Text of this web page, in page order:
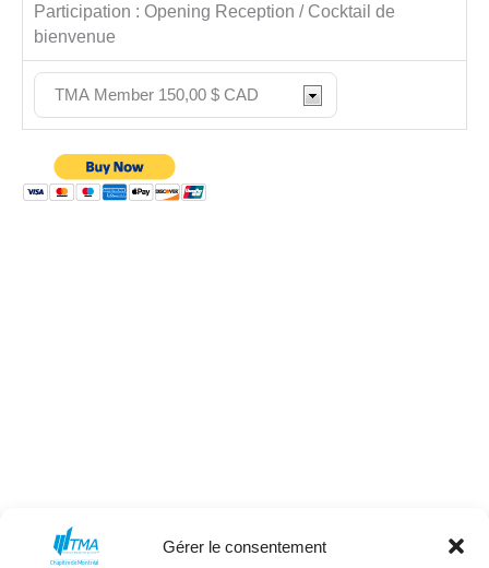
Gérer le consentement
Participation : Opening Reception / Cocktail de
bienvenue